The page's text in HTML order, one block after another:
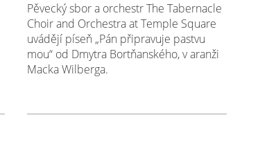
Pěvecký sbor a orchestr The Tabernacle
Choir and Orchestra at Temple Square
uvádějí píseň „Pán připravuje pastvu
mou“ od Dmytra Bortňanského, v aranži
Macka Wilberga.